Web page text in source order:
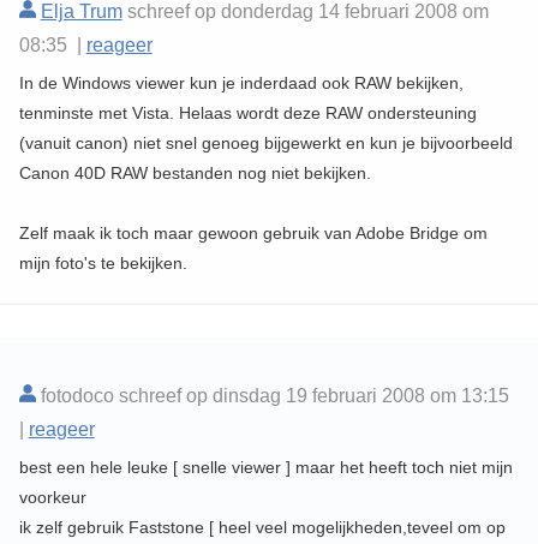
Elja Trumschreef op donderdag 14 februari 2008 om
08:35 | reageer
In de Windows viewer kun je inderdaad ook RAW bekijken,
tenminste met Vista. Helaas wordt deze RAW ondersteuning
(vanuit canon) niet snel genoeg bijgewerkt en kun je bijvoorbeeld
Canon 40D RAW bestanden nog niet bekijken.
Zelf maak ik toch maar gewoon gebruik van Adobe Bridge om
mijn foto's te bekijken.
fotodoco schreef op dinsdag 19 februari 2008 om 13:15
reageer
best een hele leuke [ snelle viewer ] maar het heeft toch niet mijn
voorkeur
ik zelf gebruik Faststone [ heel veel mogelijkheden,teveel om op